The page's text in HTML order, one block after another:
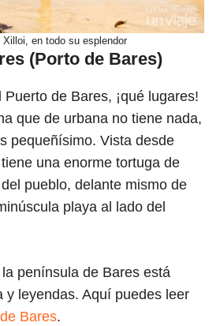
Xilloi, en todo su esplendor
(Porto de Bares)
de Bares, ¡qué lugares!
que de urbana no tiene nada,
pequeñísimo. Vista desde
una enorme tortuga de
pueblo, delante mismo de
playa al lado del
península de Bares está
y leyendas. Aquí puedes leer
Bares.